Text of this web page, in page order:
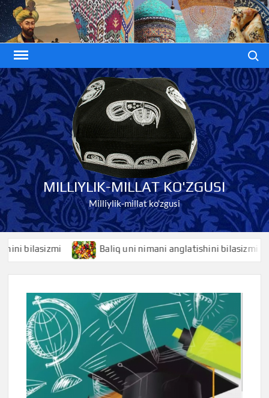
Skip
to
content
MILLIYLIK-MILLAT KO'ZGUSI
Milliylik-millat ko'zgusi
Baliq uni nimani anglatishini bilasizmi